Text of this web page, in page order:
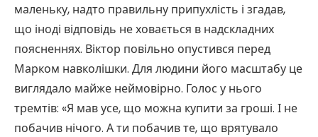
маленьку, надто правильну припухлість і згадав,
що іноді відповідь не ховається в надскладних
поясненнях. Віктор повільно опустився перед
Марком навколішки. Для людини його масштабу це
виглядало майже неймовірно. Голос у нього
тремтів: «Я мав усе, що можна купити за гроші. І не
побачив нічого. А ти побачив те, що врятувало